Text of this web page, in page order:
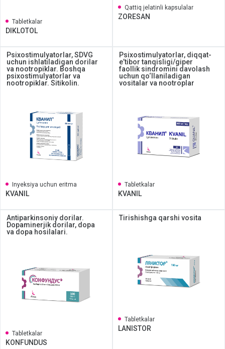
Tabletkalar
DIKLOTOL
Qattiq jelatinli kapsulalar
ZORESAN
Psixostimulyatorlar, SDVG
uchun ishlatiladigan dorilar
va nootropiklar. Boshqa
psixostimulyatorlar va
nootropiklar. Sitikolin.
Inyeksiya uchun eritma
KVANIL
Psixostimulyatorlar, diqqat-
eʼtibor tanqisligi/giper
faollik sindromini davolash
uchun qo‘llaniladigan
vositalar va nootroplar
Tabletkalar
KVANIL
Antiparkinsoniy dorilar.
Dopaminerjik dorilar, dopa
va dopa hosilalari.
Tabletkalar
KONFUNDUS
Tirishishga qarshi vosita
Tabletkalar
LANISTOR